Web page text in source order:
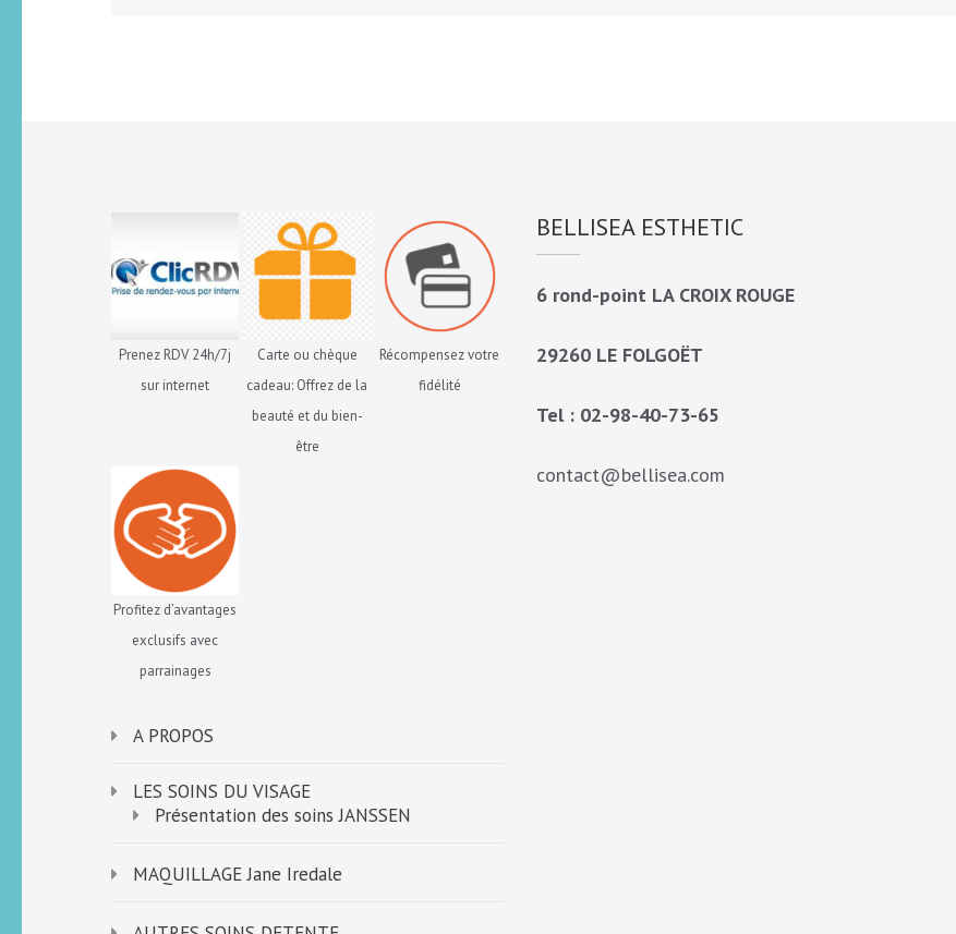
Prenez RDV 24h/7j
sur internet
Carte ou chèque
cadeau: Offrez de la
beauté et du bien-
être
Récompensez votre
fidélité
Profitez d’avantages
exclusifs avec
parrainages
A PROPOS
LES SOINS DU VISAGE
Présentation des soins JANSSEN
MAQUILLAGE Jane Iredale
BELLISEA ESTHETIC
6 rond-point LA CROIX ROUGE
29260 LE FOLGOËT
Tel : 02-98-40-73-65
contact@bellisea.com